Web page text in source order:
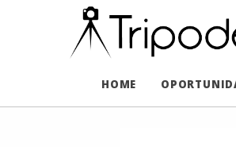
HOME